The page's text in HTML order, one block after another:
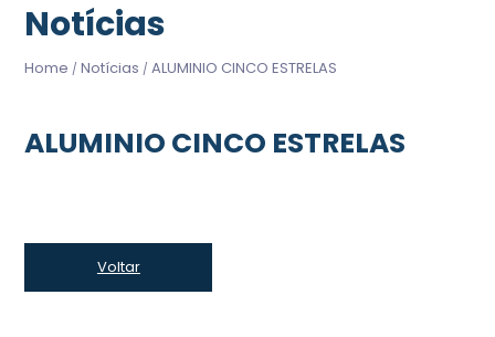
Notícias
Home / Notícias / ALUMINIO CINCO ESTRELAS
ALUMINIO CINCO ESTRELAS
Voltar